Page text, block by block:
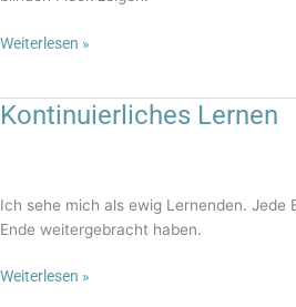
Weiterlesen »
Kontinuierliches Lernen
Ich sehe mich als ewig Lernenden. Jede
Ende weitergebracht haben.
Kontinuierliches
Weiterlesen »